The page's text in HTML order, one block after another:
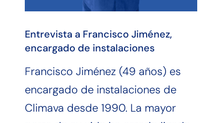
Entrevista a Francisco Jiménez,
encargado de instalaciones
Francisco Jiménez (49 años) es
encargado de instalaciones de
Climava desde 1990. La mayor